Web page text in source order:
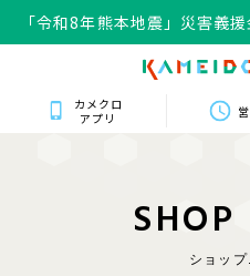
「令和8年熊本地震」災害義
カメクロ
アプリ
SHOP
ショッ